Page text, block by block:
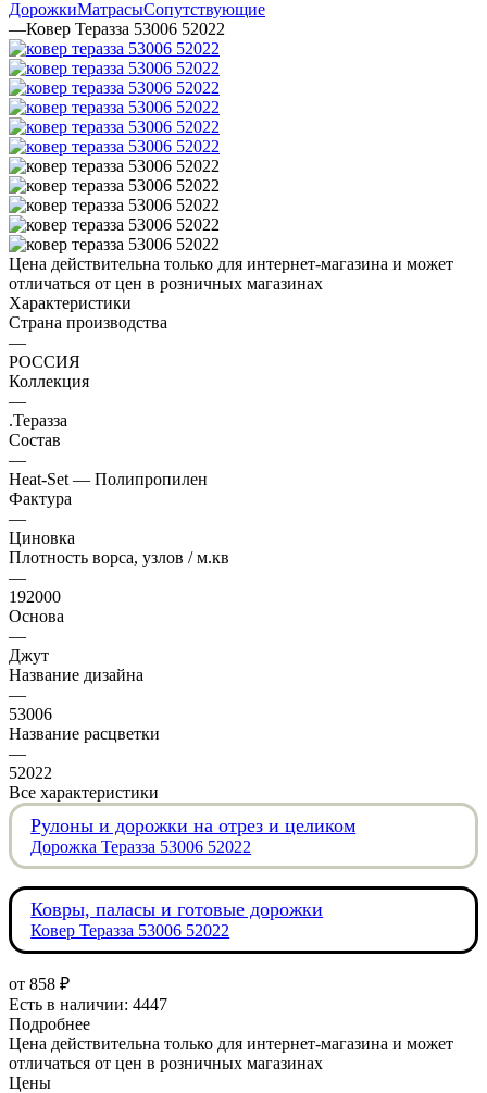
ДорожкиМатрасыСопутствующие
—Ковер Теразза 53006 52022
Цена действительна только для интернет-магазина и может
отличаться от цен в розничных магазинах
Характеристики
Страна производства
—
РОССИЯ
Коллекция
—
.Теразза
Состав
—
Heat-Set — Полипропилен
Фактура
—
Циновка
Плотность ворса, узлов / м.кв
—
192000
Основа
—
Джут
Название дизайна
—
53006
Название расцветки
—
52022
Все характеристики
Рулоны и дорожки на отрез и целиком
Дорожка Теразза 53006 52022
Ковры, паласы и готовые дорожки
Ковер Теразза 53006 52022
от 858 ₽
Есть в наличии: 4447
Подробнее
Цена действительна только для интернет-магазина и может
отличаться от цен в розничных магазинах
Цены